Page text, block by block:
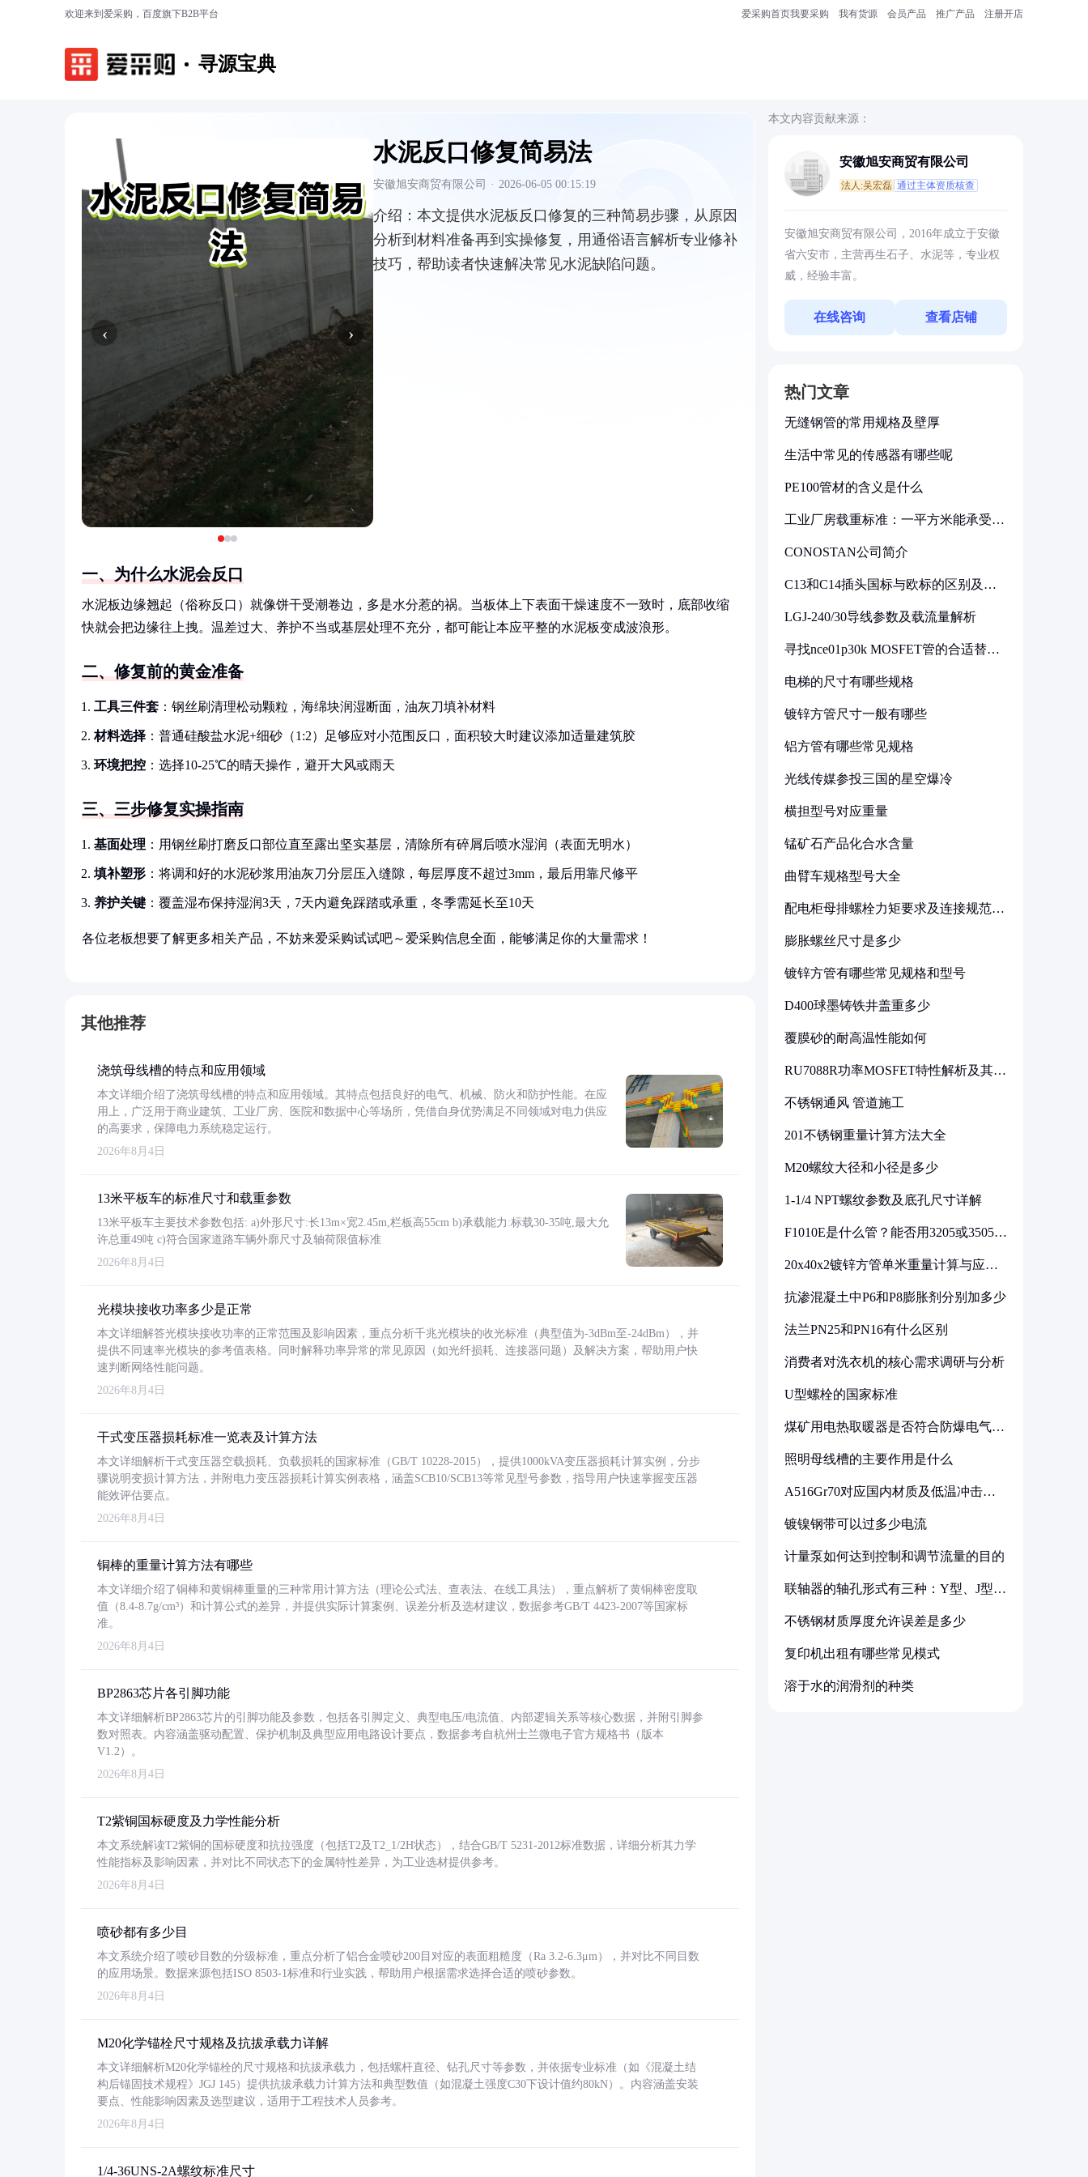
欢迎来到爱采购，百度旗下B2B平台 爱采购首页我要采购 我有货源 会员产品 推广产品 注册开店
寻源宝典
‹ ›
水泥反口修复简易法
安徽旭安商贸有限公司 · 2026-06-05 00:15:19
介绍： 本文提供水泥板反口修复的三种简易步骤，从原因
分析到材料准备再到实操修复，用通俗语言解析专业修补
技巧，帮助读者快速解决常见水泥缺陷问题。
一、为什么水泥会反口
水泥板边缘翘起（俗称反口）就像饼干受潮卷边，多是水分惹的祸。当板体上下表面干燥速度不一致时，底部收缩
快就会把边缘往上拽。温差过大、养护不当或基层处理不充分，都可能让本应平整的水泥板变成波浪形。
二、修复前的黄金准备
工具三件套 ：钢丝刷清理松动颗粒，海绵块润湿断面，油灰刀填补材料
材料选择 ：普通硅酸盐水泥+细砂（1:2）足够应对小范围反口，面积较大时建议添加适量建筑胶
环境把控 ：选择10-25℃的晴天操作，避开大风或雨天
三、三步修复实操指南
基面处理 ：用钢丝刷打磨反口部位直至露出坚实基层，清除所有碎屑后喷水湿润（表面无明水）
填补塑形 ：将调和好的水泥砂浆用油灰刀分层压入缝隙，每层厚度不超过3mm，最后用靠尺修平
养护关键 ：覆盖湿布保持湿润3天，7天内避免踩踏或承重，冬季需延长至10天
各位老板想要了解更多相关产品，不妨来爱采购试试吧～爱采购信息全面，能够满足你的大量需求！
其他推荐
浇筑母线槽的特点和应用领域
本文详细介绍了浇筑母线槽的特点和应用领域。其特点包括良好的电气、机械、防火和防护性能。在应
用上，广泛用于商业建筑、工业厂房、医院和数据中心等场所，凭借自身优势满足不同领域对电力供应
的高要求，保障电力系统稳定运行。
2026年8月4日
13米平板车的标准尺寸和载重参数
13米平板车主要技术参数包括: a)外形尺寸:长13m×宽2.45m,栏板高55cm b)承载能力:标载30-35吨,最大允
许总重49吨 c)符合国家道路车辆外廓尺寸及轴荷限值标准
2026年8月4日
光模块接收功率多少是正常
本文详细解答光模块接收功率的正常范围及影响因素，重点分析千兆光模块的收光标准（典型值为-3dBm至-24dBm），并
提供不同速率光模块的参考值表格。同时解释功率异常的常见原因（如光纤损耗、连接器问题）及解决方案，帮助用户快
速判断网络性能问题。
2026年8月4日
干式变压器损耗标准一览表及计算方法
本文详细解析干式变压器空载损耗、负载损耗的国家标准（GB/T 10228-2015），提供1000kVA变压器损耗计算实例，分步
骤说明变损计算方法，并附电力变压器损耗计算实例表格，涵盖SCB10/SCB13等常见型号参数，指导用户快速掌握变压器
能效评估要点。
2026年8月4日
铜棒的重量计算方法有哪些
本文详细介绍了铜棒和黄铜棒重量的三种常用计算方法（理论公式法、查表法、在线工具法），重点解析了黄铜棒密度取
值（8.4-8.7g/cm³）和计算公式的差异，并提供实际计算案例、误差分析及选材建议，数据参考GB/T 4423-2007等国家标
准。
2026年8月4日
BP2863芯片各引脚功能
本文详细解析BP2863芯片的引脚功能及参数，包括各引脚定义、典型电压/电流值、内部逻辑关系等核心数据，并附引脚参
数对照表。内容涵盖驱动配置、保护机制及典型应用电路设计要点，数据参考自杭州士兰微电子官方规格书（版本
V1.2）。
2026年8月4日
T2紫铜国标硬度及力学性能分析
本文系统解读T2紫铜的国标硬度和抗拉强度（包括T2及T2_1/2H状态），结合GB/T 5231-2012标准数据，详细分析其力学
性能指标及影响因素，并对比不同状态下的金属特性差异，为工业选材提供参考。
2026年8月4日
喷砂都有多少目
本文系统介绍了喷砂目数的分级标准，重点分析了铝合金喷砂200目对应的表面粗糙度（Ra 3.2-6.3μm），并对比不同目数
的应用场景。数据来源包括ISO 8503-1标准和行业实践，帮助用户根据需求选择合适的喷砂参数。
2026年8月4日
M20化学锚栓尺寸规格及抗拔承载力详解
本文详细解析M20化学锚栓的尺寸规格和抗拔承载力，包括螺杆直径、钻孔尺寸等参数，并依据专业标准（如《混凝土结
构后锚固技术规程》JGJ 145）提供抗拔承载力计算方法和典型数值（如混凝土强度C30下设计值约80kN）。内容涵盖安装
要点、性能影响因素及选型建议，适用于工程技术人员参考。
2026年8月4日
1/4-36UNS-2A螺纹标准尺寸
本文内容贡献来源：
安徽旭安商贸有限公司
法人:吴宏磊 通过主体资质核查
安徽旭安商贸有限公司，2016年成立于安徽
省六安市，主营再生石子、水泥等，专业权
威，经验丰富。
在线咨询 查看店铺
热门文章
无缝钢管的常用规格及壁厚
生活中常见的传感器有哪些呢
PE100管材的含义是什么
工业厂房载重标准：一平方米能承受多
CONOSTAN公司简介
C13和C14插头国标与欧标的区别及其
LGJ-240/30导线参数及载流量解析
寻找nce01p30k MOSFET管的合适替代
电梯的尺寸有哪些规格
镀锌方管尺寸一般有哪些
铝方管有哪些常见规格
光线传媒参投三国的星空爆冷
横担型号对应重量
锰矿石产品化合水含量
曲臂车规格型号大全
配电柜母排螺栓力矩要求及连接规范详
膨胀螺丝尺寸是多少
镀锌方管有哪些常见规格和型号
D400球墨铸铁井盖重多少
覆膜砂的耐高温性能如何
RU7088R功率MOSFET特性解析及其在
不锈钢通风 管道施工
201不锈钢重量计算方法大全
M20螺纹大径和小径是多少
1-1/4 NPT螺纹参数及底孔尺寸详解
F1010E是什么管？能否用3205或3505代
20x40x2镀锌方管单米重量计算与应用
抗渗混凝土中P6和P8膨胀剂分别加多少
法兰PN25和PN16有什么区别
消费者对洗衣机的核心需求调研与分析
U型螺栓的国家标准
煤矿用电热取暖器是否符合防爆电气设
照明母线槽的主要作用是什么
A516Gr70对应国内材质及低温冲击要
镀镍钢带可以过多少电流
计量泵如何达到控制和调节流量的目的
联轴器的轴孔形式有三种：Y型、J型、
不锈钢材质厚度允许误差是多少
复印机出租有哪些常见模式
溶于水的润滑剂的种类